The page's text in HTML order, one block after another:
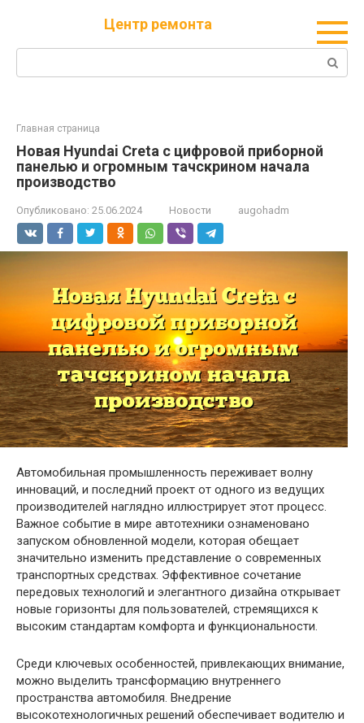
Центр ремонта
Поиск:
Главная страница
Новая Hyundai Creta с цифровой приборной
панелью и огромным тачскрином начала
производство
Опубликовано: 25.06.2024 Новости augohadm
Автомобильная промышленность переживает волну
инноваций, и последний проект от одного из ведущих
производителей наглядно иллюстрирует этот процесс.
Важное событие в мире автотехники ознаменовано
запуском обновленной модели, которая обещает
значительно изменить представление о современных
транспортных средствах. Эффективное сочетание
передовых технологий и элегантного дизайна открывает
новые горизонты для пользователей, стремящихся к
высоким стандартам комфорта и функциональности.
Среди ключевых особенностей, привлекающих внимание,
можно выделить трансформацию внутреннего
пространства автомобиля. Внедрение
высокотехнологичных решений обеспечивает водителю и